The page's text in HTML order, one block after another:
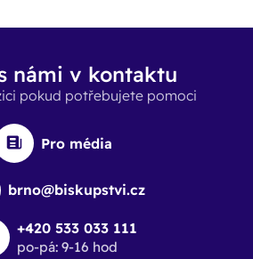
námi v kontaktu
pokud potřebujete pomoci
Pro média
brno@biskupstvi.cz
+420 533 033 111
po-pá: 9-16 hod